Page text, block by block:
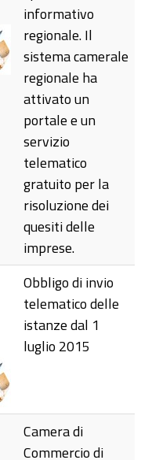
informativo
regionale. Il
sistema camerale
regionale ha
attivato un
portale e un
servizio
telematico
gratuito per la
risoluzione dei
quesiti delle
imprese.
Obbligo di invio
telematico delle
istanze dal 1
luglio 2015
Camera di
Commercio di